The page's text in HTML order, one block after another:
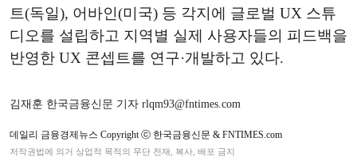
트(독일), 어바인(미국) 등 각지에 글로벌 UX 스튜
디오를 설립하고 지역별 실제 사용자들의 피드백을
반영한 UX 콘셉트를 연구·개발하고 있다.
김재훈 한국금융신문 기자 rlqm93@fntimes.com
데일리 금융경제뉴스 Copyright ⓒ 한국금융신문 & FNTIMES.com
저작권법에 의거 상업적 목적의 무단 전재, 복사, 배포 금지